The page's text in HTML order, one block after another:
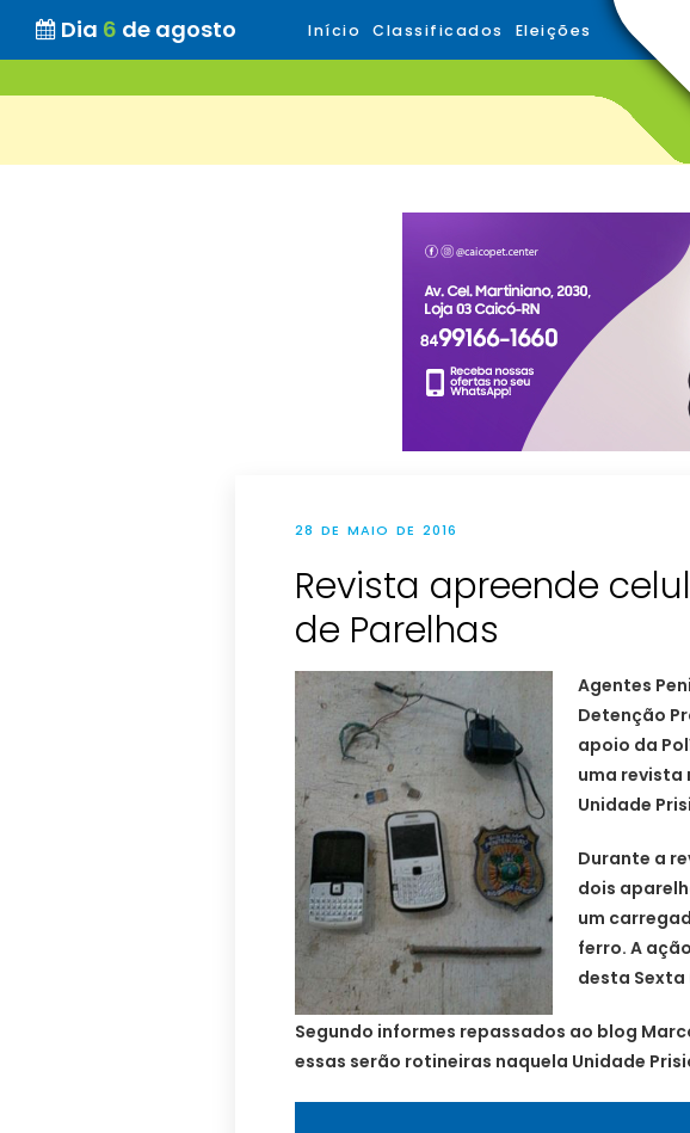
Dia 6 de agosto Início Classificados Eleições
28 DE MAIO DE 2016
Revista apreende
de Parelhas
Agentes
Detenção
apoio da
uma revista
Unidade
Durante a
dois
um
ferro. A
desta
Segundo informes repassados ao blog
essas serão rotineiras naquela Unidade